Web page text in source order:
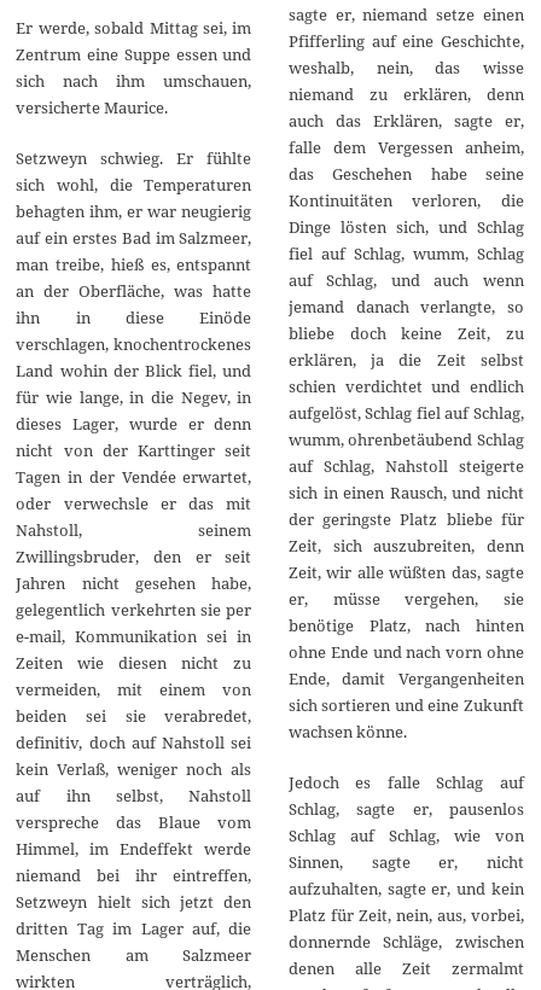
Er werde, sobald Mittag sei, im
Zentrum eine Suppe essen und
sich nach ihm umschauen,
versicherte Maurice.
Setzweyn schwieg. Er fühlte
sich wohl, die Temperaturen
behagten ihm, er war neugierig
auf ein erstes Bad im Salzmeer,
man treibe, hieß es, entspannt
an der Oberfläche, was hatte
ihn in diese Einöde
verschlagen, knochentrockenes
Land wohin der Blick fiel, und
für wie lange, in die Negev, in
dieses Lager, wurde er denn
nicht von der Karttinger seit
Tagen in der Vendée erwartet,
oder verwechsle er das mit
Nahstoll, seinem
Zwillingsbruder, den er seit
Jahren nicht gesehen habe,
gelegentlich verkehrten sie per
e-mail, Kommunikation sei in
Zeiten wie diesen nicht zu
vermeiden, mit einem von
beiden sei sie verabredet,
definitiv, doch auf Nahstoll sei
kein Verlaß, weniger noch als
auf ihn selbst, Nahstoll
verspreche das Blaue vom
Himmel, im Endeffekt werde
niemand bei ihr eintreffen,
Setzweyn hielt sich jetzt den
dritten Tag im Lager auf, die
Menschen am Salzmeer
wirkten verträglich,
sagte er, niemand setze einen
Pfifferling auf eine Geschichte,
weshalb, nein, das wisse
niemand zu erklären, denn
auch das Erklären, sagte er,
falle dem Vergessen anheim,
das Geschehen habe seine
Kontinuitäten verloren, die
Dinge lösten sich, und Schlag
fiel auf Schlag, wumm, Schlag
auf Schlag, und auch wenn
jemand danach verlangte, so
bliebe doch keine Zeit, zu
erklären, ja die Zeit selbst
schien verdichtet und endlich
aufgelöst, Schlag fiel auf Schlag,
wumm, ohrenbetäubend Schlag
auf Schlag, Nahstoll steigerte
sich in einen Rausch, und nicht
der geringste Platz bliebe für
Zeit, sich auszubreiten, denn
Zeit, wir alle wüßten das, sagte
er, müsse vergehen, sie
benötige Platz, nach hinten
ohne Ende und nach vorn ohne
Ende, damit Vergangenheiten
sich sortieren und eine Zukunft
wachsen könne.
Jedoch es falle Schlag auf
Schlag, sagte er, pausenlos
Schlag auf Schlag, wie von
Sinnen, sagte er, nicht
aufzuhalten, sagte er, und kein
Platz für Zeit, nein, aus, vorbei,
donnernde Schläge, zwischen
denen alle Zeit zermalmt